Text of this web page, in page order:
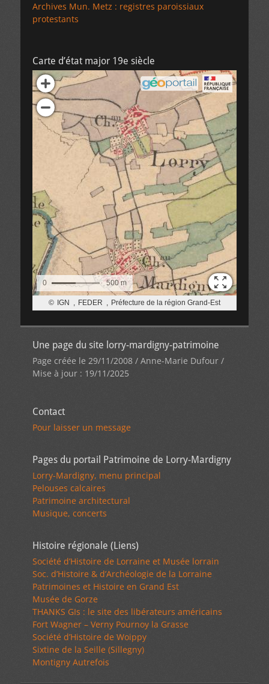
Archives Mun. Metz : registres paroissiaux
protestants
Carte d’état major 19e siècle
Une page du site lorry-mardigny-patrimoine
Page créée le 29/11/2008 / Anne-Marie Dufour /
Mise à jour : 19/11/2025
Contact
Pour laisser un message
Pages du portail Patrimoine de Lorry-Mardigny
Lorry-Mardigny, menu principal
Pelouses calcaires
Patrimoine architectural
Musique, concerts
Histoire régionale (Liens)
Société d’Histoire de Lorraine et Musée lorrain
Soc. d’Histoire & d’Archéologie de la Lorraine
Patrimoines et Histoire en Grand Est
Musée de Gorze
THANKS GIs : le site des libérateurs américains
Fort Wagner – Verny Pournoy la Grasse
Société d’Histoire de Woippy
Sixtine de la Seille (Sillegny)
Montigny Autrefois